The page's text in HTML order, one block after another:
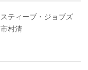
スティーブ・ジョブズ
市村清